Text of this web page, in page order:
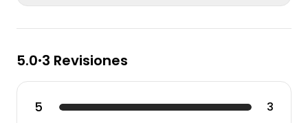
5.0•3 Revisiones
5 3